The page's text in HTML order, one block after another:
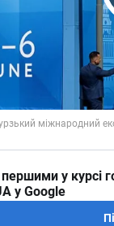
першими у курсі
у Google